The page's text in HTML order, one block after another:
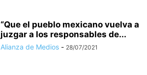
“Que el pueblo mexicano vuelva a
juzgar a los responsables de...
Alianza de Medios - 28/07/2021